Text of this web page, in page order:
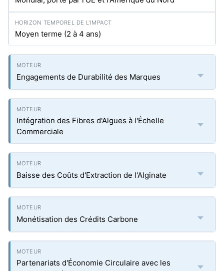
Moyen terme (2 à 4 ans)
Engagements de Durabilité des Marques
Intégration des Fibres d'Algues à l'Échelle
Commerciale
Baisse des Coûts d'Extraction de l'Alginate
Monétisation des Crédits Carbone
Partenariats d'Économie Circulaire avec les